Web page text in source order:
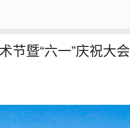
节暨“六一”庆祝大会